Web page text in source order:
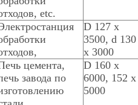
etc.
D 127 x
3500, d 130
x 3000
цемента,
завода по
D 160 x
6000, 152 x
5000